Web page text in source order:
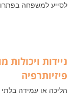
לסייע למשפחה
ניידות
פיזיותרפיה
הליכה או עמידה